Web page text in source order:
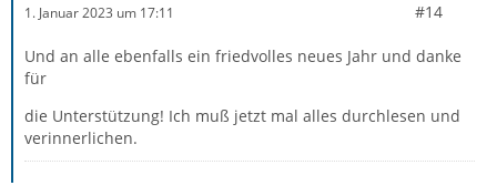
1. Januar 2023 um 17:11 #14
Und an alle ebenfalls ein friedvolles neues Jahr und danke
für
die Unterstützung! Ich muß jetzt mal alles durchlesen und
verinnerlichen.